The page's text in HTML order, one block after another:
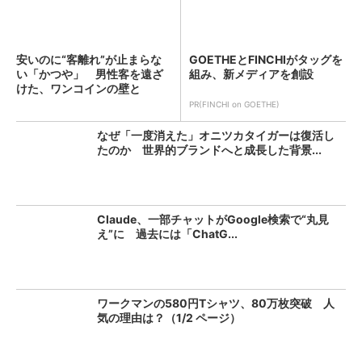
安いのに“客離れ”が止まらな
い「かつや」 男性客を遠ざ
けた、ワンコインの壁と
GOETHEとFINCHIがタッグを
組み、新メディアを創設
PR(FINCHI on GOETHE)
なぜ「一度消えた」オニツカタイガーは復活し
たのか 世界的ブランドへと成長した背景...
Claude、一部チャットがGoogle検索で“丸見
え”に 過去には「ChatG...
ワークマンの580円Tシャツ、80万枚突破 人
気の理由は？（1/2 ページ）